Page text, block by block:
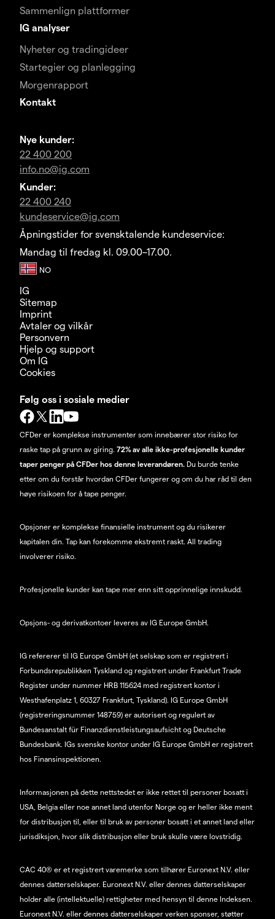
Sammenlign plattformer
IG analyser
Nyheter og tradingideer
Startegier og planlegging
Morgenrapport
Kontakt
Nye kunder:
22 400 200
info.no@ig.com
Kunder:
22 400 240
kundeservice@ig.com
Åpningstider for svensktalende kundeservice:
Mandag til fredag kl. 09.00–17.00.
IG
Sitemap
Imprint
Avtaler og vilkår
Personvern
Hjelp og support
Om IG
Cookies
Følg oss i sosiale medier
CFDer er komplekse instrumenter som innebærer stor risiko for
raske tap på grunn av giring. 72% av alle ikke-profesjonelle kunder
taper penger på CFDer hos denne leverandøren. Du burde tenke
etter om du forstår hvordan CFDer fungerer og om du har råd til den
høye risikoen for å tape penger.
Opsjoner er komplekse finansielle instrument og du risikerer
kapitalen din. Tap kan forekomme ekstremt raskt. All trading
involverer risiko.
Profesjonelle kunder kan tape mer enn sitt opprinnelige innskudd.
Opsjons- og derivatkontoer leveres av IG Europe GmbH.
IG refererer til IG Europe GmbH (et selskap som er registrert i
Forbundsrepublikken Tyskland og registrert under Frankfurt Trade
Register under nummer HRB 115624 med registrert kontor i
Westhafenplatz 1, 60327 Frankfurt, Tyskland). IG Europe GmbH
(registreringsnummer 148759) er autorisert og regulert av
Bundesanstalt für Finanzdienstleistungsaufsicht og Deutsche
Bundesbank. IGs svenske kontor under IG Europe GmbH er registrert
hos Finansinspektionen.
Informasjonen på dette nettstedet er ikke rettet til personer bosatt i
USA, Belgia eller noe annet land utenfor Norge og er heller ikke ment
for distribusjon til, eller til bruk av personer bosatt i et annet land eller
jurisdiksjon, hvor slik distribusjon eller bruk skulle være lovstridig.
CAC 40® er et registrert varemerke som tilhører Euronext N.V. eller
dennes datterselskaper. Euronext N.V. eller dennes datterselskaper
holder alle (intellektuelle) rettigheter med hensyn til denne Indeksen.
Euronext N.V. eller dennes datterselskaper verken sponser, støtter